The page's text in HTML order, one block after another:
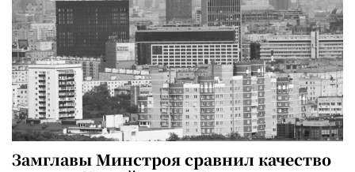
Замглавы Минстроя сравнил качество